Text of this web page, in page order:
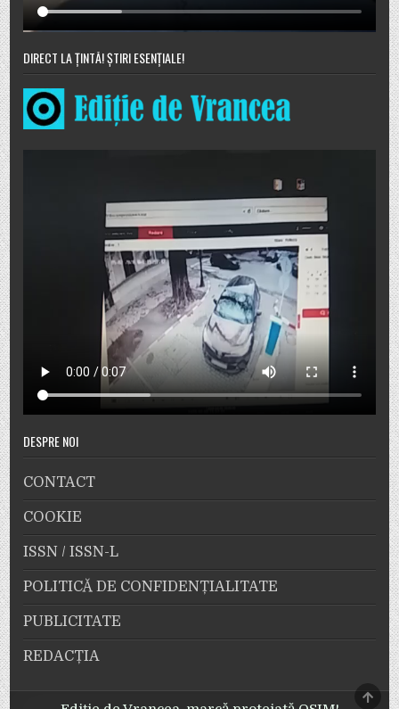
DIRECT LA ȚINTĂ! ȘTIRI ESENȚIALE!
DESPRE NOI
CONTACT
COOKIE
ISSN / ISSN-L
POLITICĂ DE CONFIDENȚIALITATE
PUBLICITATE
REDACȚIA